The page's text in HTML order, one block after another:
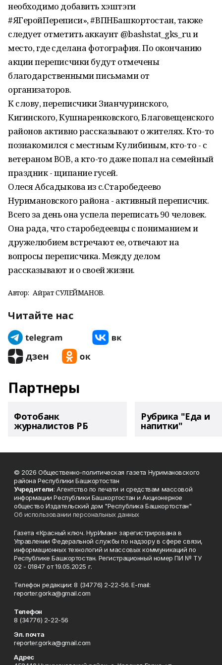
необходимо добавить хэштэги
#ЯГеройПереписи», #ВПНБашкортостан, также
следует отметить аккаунт @bashstat_gks_ru и
место, где сделана фотография. По окончанию
акции переписчики будут отмечены
благодарственными письмами от
организаторов.
К слову, переписчики Зианчуринского,
Кигинского, Кушнаренковского, Благовещенского
районов активно рассказывают о жителях. Кто-то
познакомился с местным Кулибиным, кто-то - с
ветераном ВОВ, а кто-то даже попал на семейный
праздник - щипание гусей.
Олеся Абсадыкова из с.Старобедеево
Нуримановского района - активный переписчик.
Всего за день она успела переписать 90 человек.
Она рада, что старобедеевцы с пониманием и
дружелюбием встречают ее, отвечают на
вопросы переписчика. Между делом
рассказывают и о своей жизни.
Автор: Айрат СУЛЕЙМАНОВ.
Читайте нас
Партнеры
Фотобанк
журналистов РБ
Рубрика "Еда и
напитки"
© 2026 Общественно-политическая газета Нуримановского
района Республики Башкортостан
Учредители: Агентство по печати и средствам массовой
информации Республики Башкортостан и Акционерное
общество Издательский дом "Республика Башкортостан"
Об использовании персональных данных
Газета «Красный ключ. НурИман» зарегистрирована в
Управлении Федеральной службы по надзору в сфере связи,
информационных технологий и массовых коммуникаций по
Республике Башкортостан. Регистрационный номер ПИ № ТУ
02 - 01847 от 19.05.2025 г.
Телефон редакции: 8 (34776) 2-22-56. E-mail:
reporter.gorka@gmail.com
Телефон
8 (34776) 2-22-56
Эл. почта
reporter.gorka@gmail.com
Адрес